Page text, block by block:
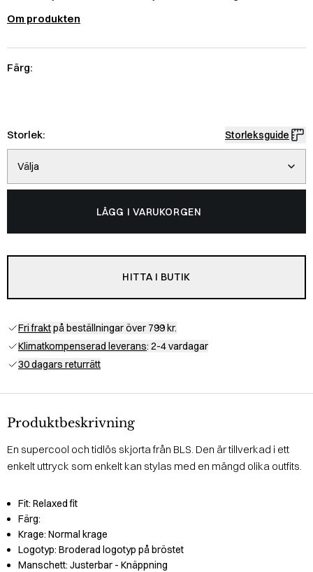
Om produkten
Färg:
Storlek: Storleksguide
Välja
LÄGG I VARUKORGEN
HITTA I BUTIK
Fri fraktpå beställningar över 799 kr.
Klimatkompenserad leverans: 2-4 vardagar
30 dagars returrätt
Produktbeskrivning
En supercool och tidlös skjorta från BLS. Den är tillverkad i ett
enkelt uttryck som enkelt kan stylas med en mängd olika outfits.
Fit: Relaxed fit
Färg:
Krage: Normal krage
Logotyp: Broderad logotyp på bröstet
Manschett: Justerbar - Knäppning